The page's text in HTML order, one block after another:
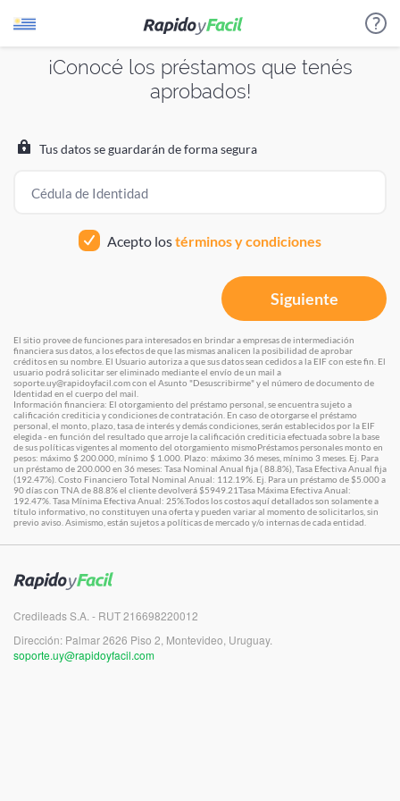
¡Conocé los préstamos que tenés
aprobados!
Tus datos se guardarán de forma segura
Cédula de Identidad
Acepto lostérminos y condiciones
Siguiente
El sitio provee de funciones para interesados en brindar a empresas de intermediación
financiera sus datos, a los efectos de que las mismas analicen la posibilidad de aprobar
créditos en su nombre. El Usuario autoriza a que sus datos sean cedidos a la EIF con este fin. El
usuario podrá solicitar ser eliminado mediante el envío de un mail a
soporte.uy@rapidoyfacil.com con el Asunto "Desuscribirme" y el número de documento de
Identidad en el cuerpo del mail.
Información financiera: El otorgamiento del préstamo personal, se encuentra sujeto a
calificación crediticia y condiciones de contratación. En caso de otorgarse el préstamo
personal, el monto, plazo, tasa de interés y demás condiciones, serán establecidos por la EIF
elegida - en función del resultado que arroje la calificación crediticia efectuada sobre la base
de sus políticas vigentes al momento del otorgamiento mismoPréstamos personales monto en
pesos: máximo $ 200.000, mínimo $ 1.000. Plazo: máximo 36 meses, mínimo 3 meses. Ej. Para
un préstamo de 200.000 en 36 meses: Tasa Nominal Anual fija ( 88.8%), Tasa Efectiva Anual fija
(192.47%). Costo Financiero Total Nominal Anual: 112.19%. Ej. Para un préstamo de $5.000 a
90 días con TNA de 88.8% el cliente devolverá $5949.21Tasa Máxima Efectiva Anual:
192.47%. Tasa Mínima Efectiva Anual: 25%.Todos los costos aquí detallados son solamente a
título informativo, no constituyen una oferta y pueden variar al momento de solicitarlos, sin
previo aviso. Asimismo, están sujetos a políticas de mercado y/o internas de cada entidad.
Estamos procesando tus datos
Credileads S.A. - RUT 216698220012
Dirección: Palmar 2626 Piso 2, Montevideo, Uruguay.
soporte.uy@rapidoyfacil.com
Estamos procesando tus datos
¿Cómo funciona?
Evaluamos tu perfil crediticio para identificar los
puedas elegir el que más te sirva.
Te llaman de las empresas que elijas para hacerte una
VOLVER